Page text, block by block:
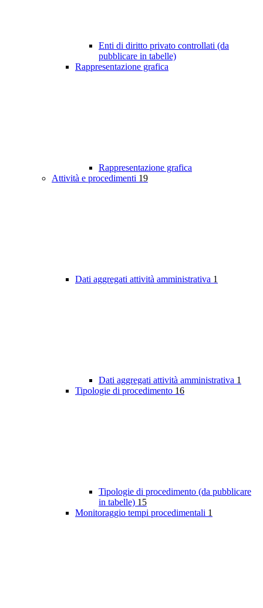
Enti di diritto privato controllati (da
pubblicare in tabelle)
Rappresentazione grafica
Rappresentazione grafica
Attività e procedimenti 19
Dati aggregati attività amministrativa 1
Dati aggregati attività amministrativa 1
Tipologie di procedimento 16
Tipologie di procedimento (da pubblicare
in tabelle) 15
Monitoraggio tempi procedimentali 1